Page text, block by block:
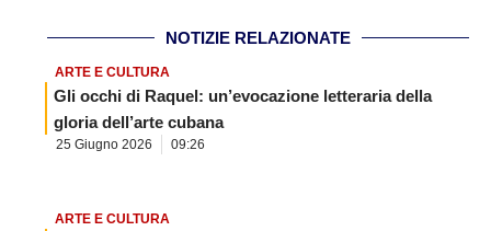
NOTIZIE RELAZIONATE
ARTE E CULTURA
Gli occhi di Raquel: un’evocazione letteraria della
gloria dell’arte cubana
25 Giugno 2026 09:26
ARTE E CULTURA